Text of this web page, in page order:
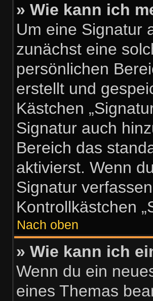
» Wie kann ich
Um eine Signatur
zunächst eine
persönlichen
erstellt und
Kästchen
Signatur auch
Bereich das
aktivierst. Wenn
Signatur
Kontrollkästchen
Nach oben
» Wie kann ich
Wenn du ein
eines Themas